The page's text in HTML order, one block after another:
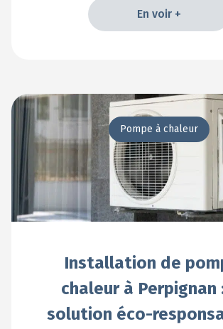
En voir +
Pompe à chaleur
Installation de
chaleur à Perpignan
solution éco-